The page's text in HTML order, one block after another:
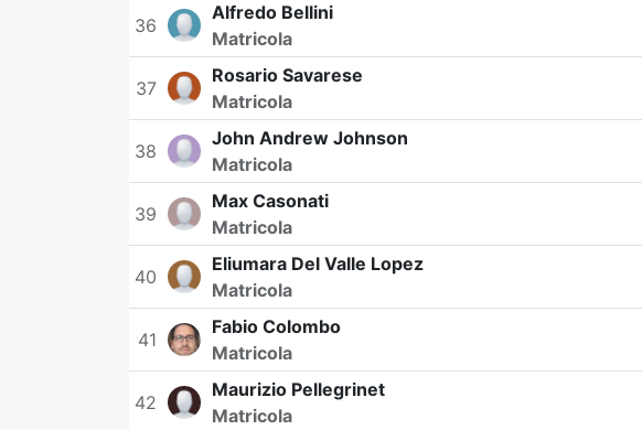
36
Alfredo Bellini
Matricola
37
Rosario Savarese
Matricola
38
John Andrew Johnson
Matricola
39
Max Casonati
Matricola
40
Eliumara Del Valle Lopez
Matricola
41
Fabio Colombo
Matricola
42
Maurizio Pellegrinet
Matricola